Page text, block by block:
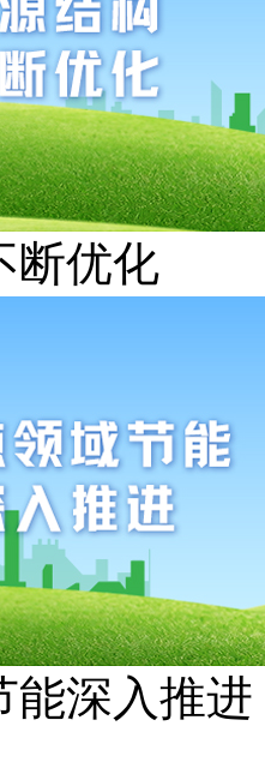
断优化
能深入推进